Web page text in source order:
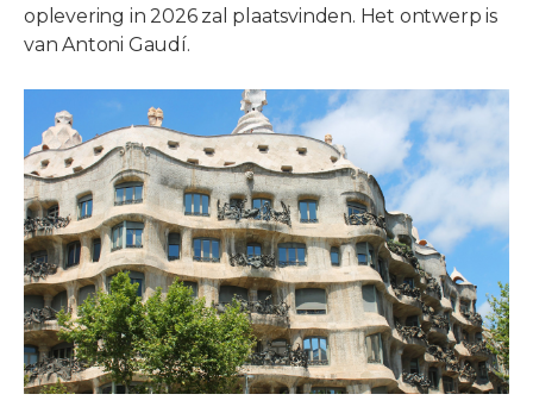
oplevering in 2026 zal plaatsvinden. Het ontwerp is
van Antoni Gaudí.